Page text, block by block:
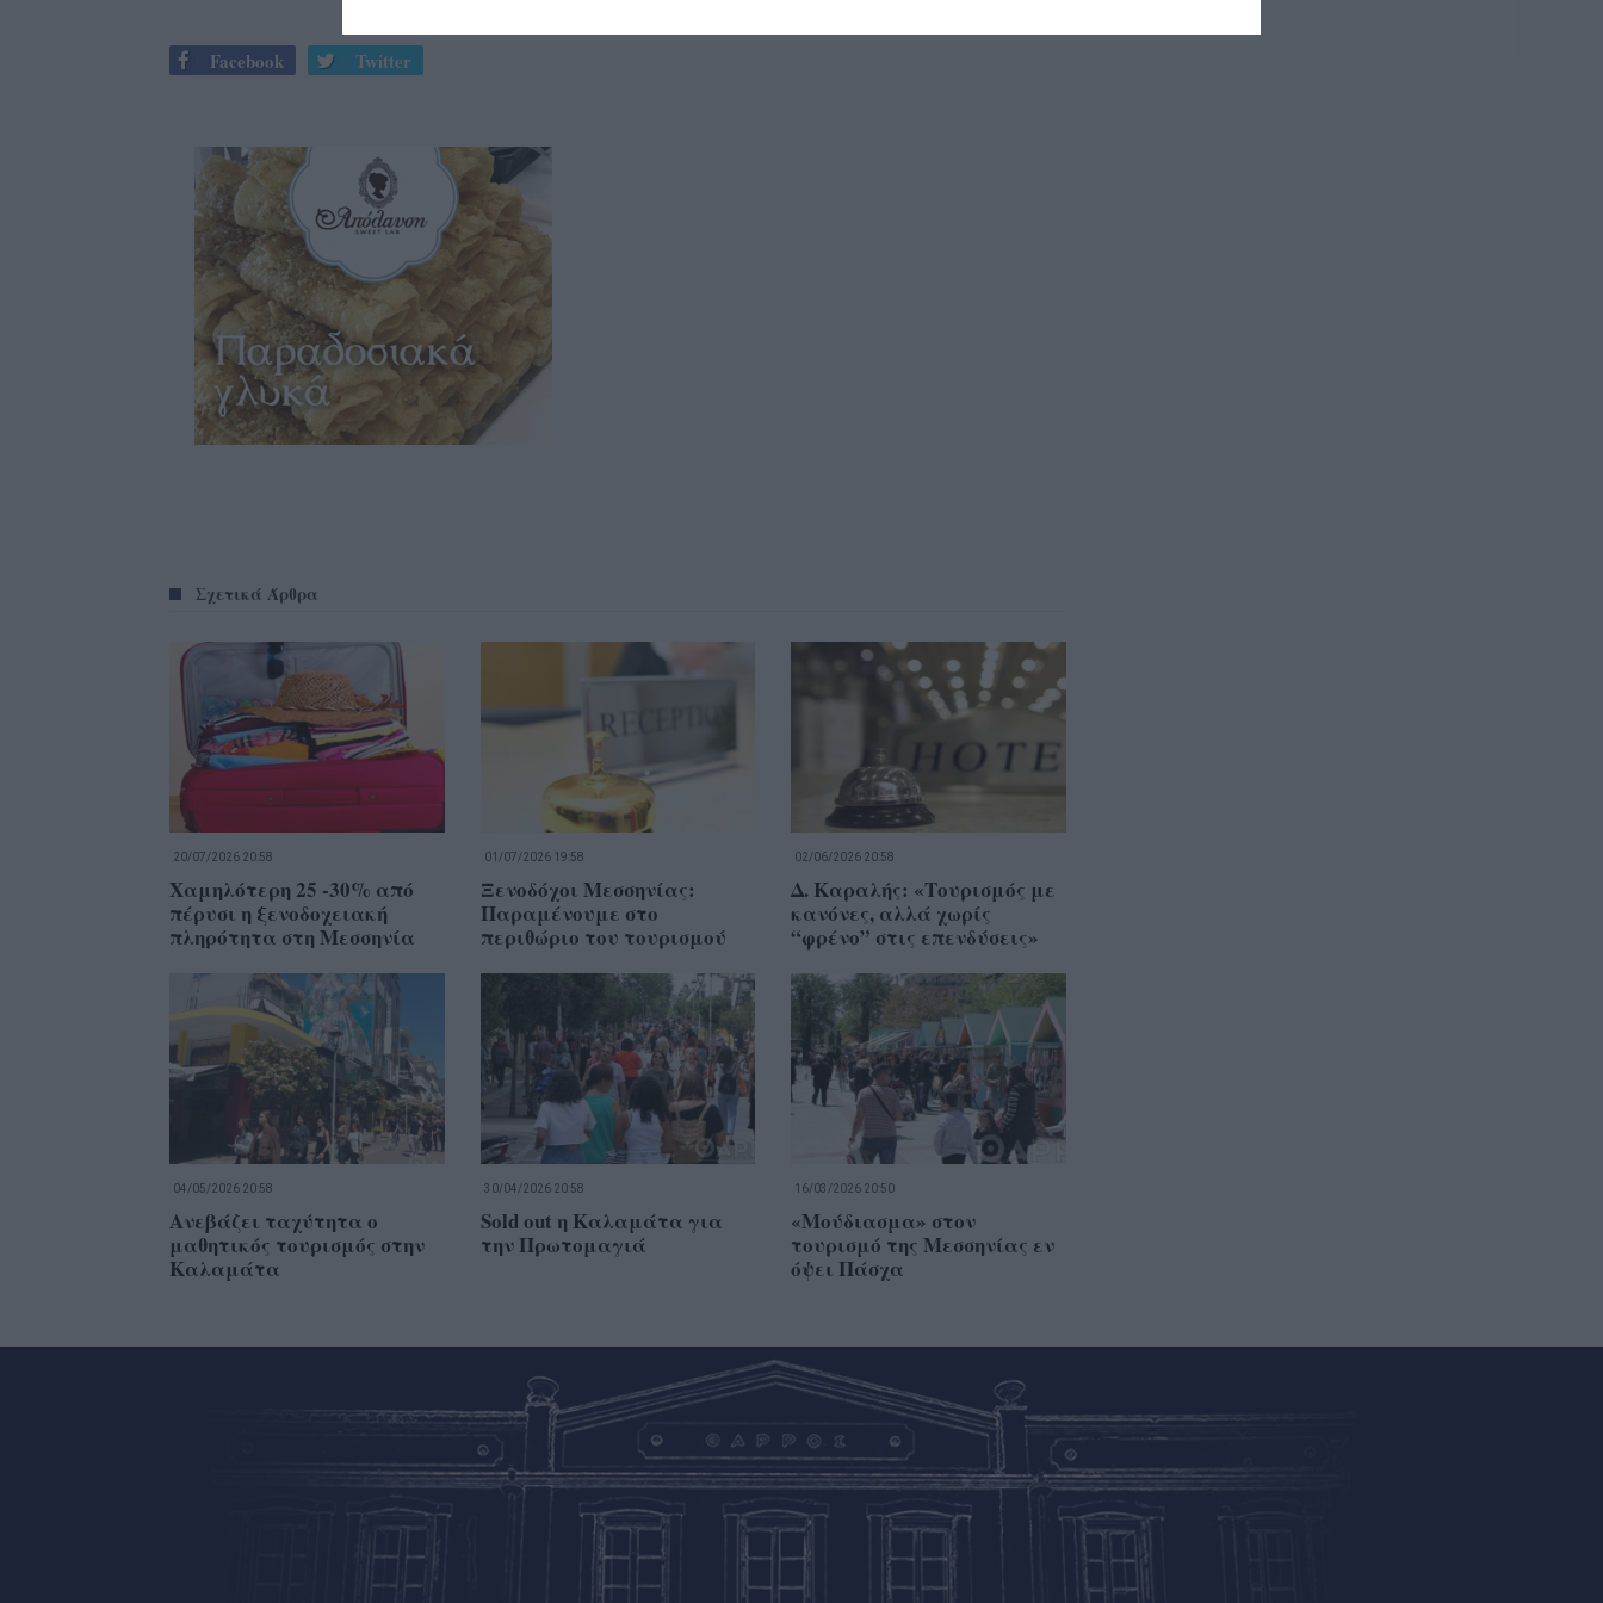
Facebook Twitter
Σχετικά Άρθρα
20/07/2026 20:58
Χαμηλότερη 25 -30% από
πέρυσι η ξενοδοχειακή
πληρότητα στη Μεσσηνία
01/07/2026 19:58
Ξενοδόχοι Μεσσηνίας:
Παραμένουμε στο
περιθώριο του τουρισμού
02/06/2026 20:58
Δ. Καραλής: «Τουρισμός με
κανόνες, αλλά χωρίς
“φρένο” στις επενδύσεις»
04/05/2026 20:58
Ανεβάζει ταχύτητα ο
μαθητικός τουρισμός στην
Καλαμάτα
30/04/2026 20:58
Sold out η Καλαμάτα για
την Πρωτομαγιά
16/03/2026 20:50
«Μούδιασμα» στον
τουρισμό της Μεσσηνίας εν
όψει Πάσχα